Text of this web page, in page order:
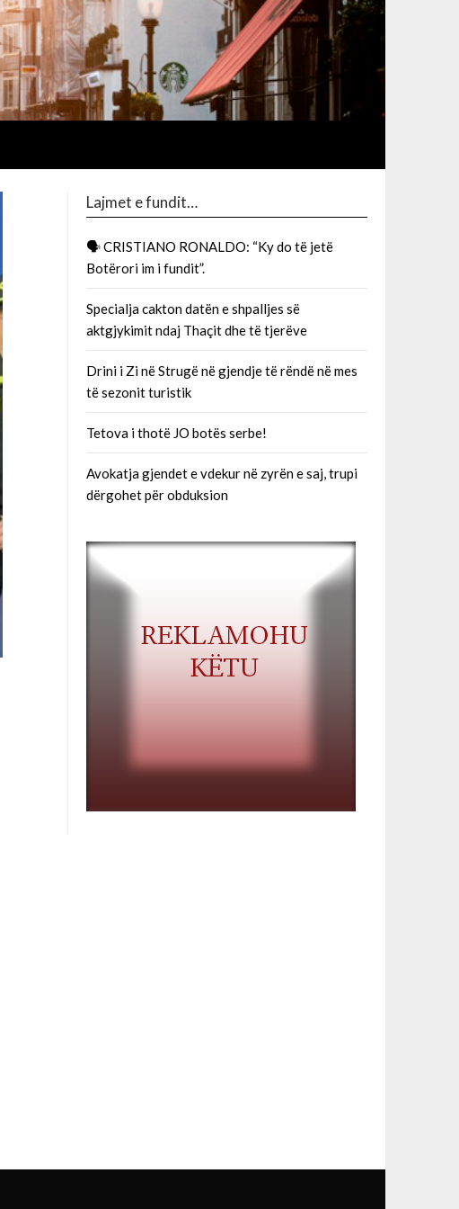
Lajmet e fundit…
🗣 CRISTIANO RONALDO: “Ky do të jetë
Botërori im i fundit”.
Specialja cakton datën e shpalljes së
aktgjykimit ndaj Thaçit dhe të tjerëve
Drini i Zi në Strugë në gjendje të rëndë në mes
të sezonit turistik
Tetova i thotë JO botës serbe!
Avokatja gjendet e vdekur në zyrën e saj, trupi
dërgohet për obduksion